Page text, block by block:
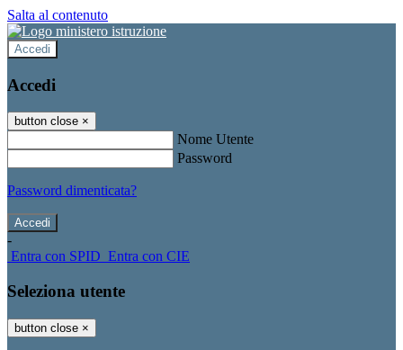
Salta al contenuto
Accedi
Accedi
button close ×
Nome Utente
Password
Password dimenticata?
-
Entra con SPID Entra con CIE
Seleziona utente
button close ×